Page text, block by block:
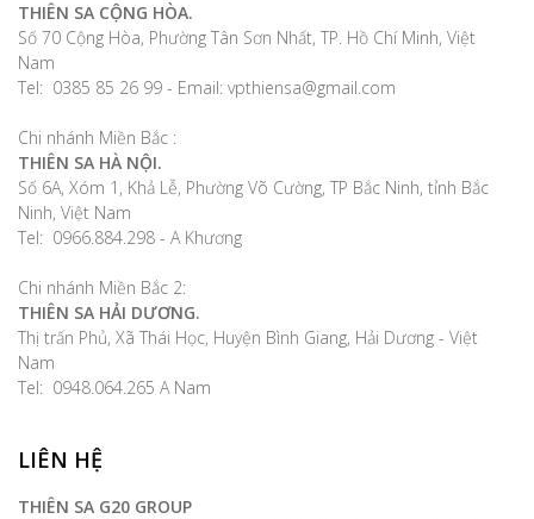
THIÊN SA CỘNG HÒA.
Số 70 Cộng Hòa, Phường Tân Sơn Nhất, TP. Hồ Chí Minh, Việt
Nam
Tel: 0385 85 26 99 - Email: vpthiensa@gmail.com
Chi nhánh Miền Bắc :
THIÊN SA HÀ NỘI.
Số 6A, Xóm 1, Khả Lễ, Phường Võ Cường, TP Bắc Ninh, tỉnh Bắc
Ninh, Việt Nam
Tel: 0966.884.298 - A Khương
Chi nhánh Miền Bắc 2:
THIÊN SA HẢI DƯƠNG.
Thị trấn Phủ, Xã Thái Học, Huyện Bình Giang, Hải Dương - Việt
Nam
Tel: 0948.064.265 A Nam
LIÊN HỆ
THIÊN SA G20 GROUP